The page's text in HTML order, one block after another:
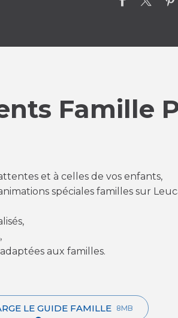
Famille
et à celles de vos enfants,
spéciales familles sur
aux familles.
LE GUIDE FAMILLE 8MB